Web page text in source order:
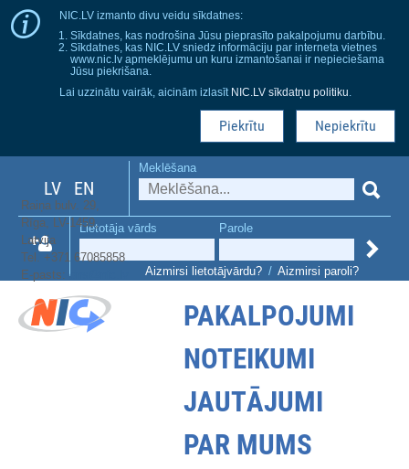
NIC.LV izmanto divu veidu sīkdatnes:
Sīkdatnes, kas nodrošina Jūsu pieprasīto pakalpojumu darbību.
Sīkdatnes, kas NIC.LV sniedz informāciju par interneta vietnes
www.nic.lv apmeklējumu un kuru izmantošanai ir nepieciešama
Jūsu piekrišana.
Lai uzzinātu vairāk, aicinām izlasīt NIC.LV sīkdatņu politiku
Piekrītu Nepiekrītu
LV EN
Meklēšana
Lietotāja vārds Parole
Aizmirsi lietotājvārdu? / Aizmirsi paroli?
PAKALPOJUMI
NOTEIKUMI
JAUTĀJUMI
PAR MUMS
Raiņa bulv. 29,
Rīga, LV-1459,
Latvija
Tel. +371 67085858
E-pasts: dns@nic.lv